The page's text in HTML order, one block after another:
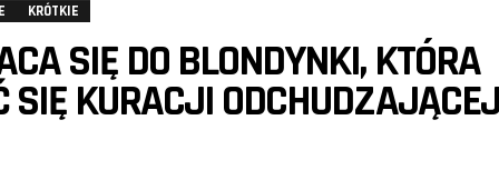
KRÓTKIE
SIĘ DO BLONDYNKI, KTÓRA
SIĘ KURACJI